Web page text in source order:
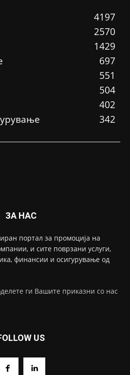
4197
2570
1429
697
551
504
402
342
ЗА НАС
портал за промоција на
и сите поврзани услуги,
финансии и осигурување од
ги Вашите приказни со нас
US